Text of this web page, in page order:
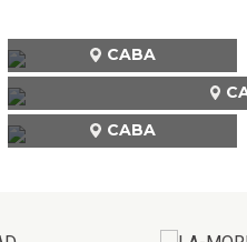
CABA
CABA